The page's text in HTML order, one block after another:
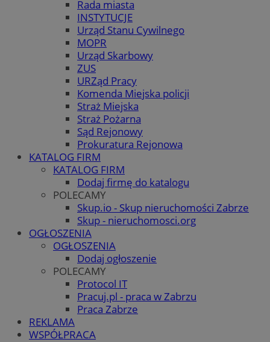
Rada miasta
INSTYTUCJE
Urząd Stanu Cywilnego
MOPR
Urząd Skarbowy
ZUS
URZąd Pracy
Komenda Miejska policji
Straż Miejska
Straż Pożarna
Sąd Rejonowy
Prokuratura Rejonowa
KATALOG FIRM
KATALOG FIRM
Dodaj firmę do katalogu
POLECAMY
Skup.io - Skup nieruchomości Zabrze
Skup - nieruchomosci.org
OGŁOSZENIA
OGŁOSZENIA
Dodaj ogłoszenie
POLECAMY
Protocol IT
Pracuj.pl - praca w Zabrzu
Praca Zabrze
REKLAMA
WSPÓŁPRACA